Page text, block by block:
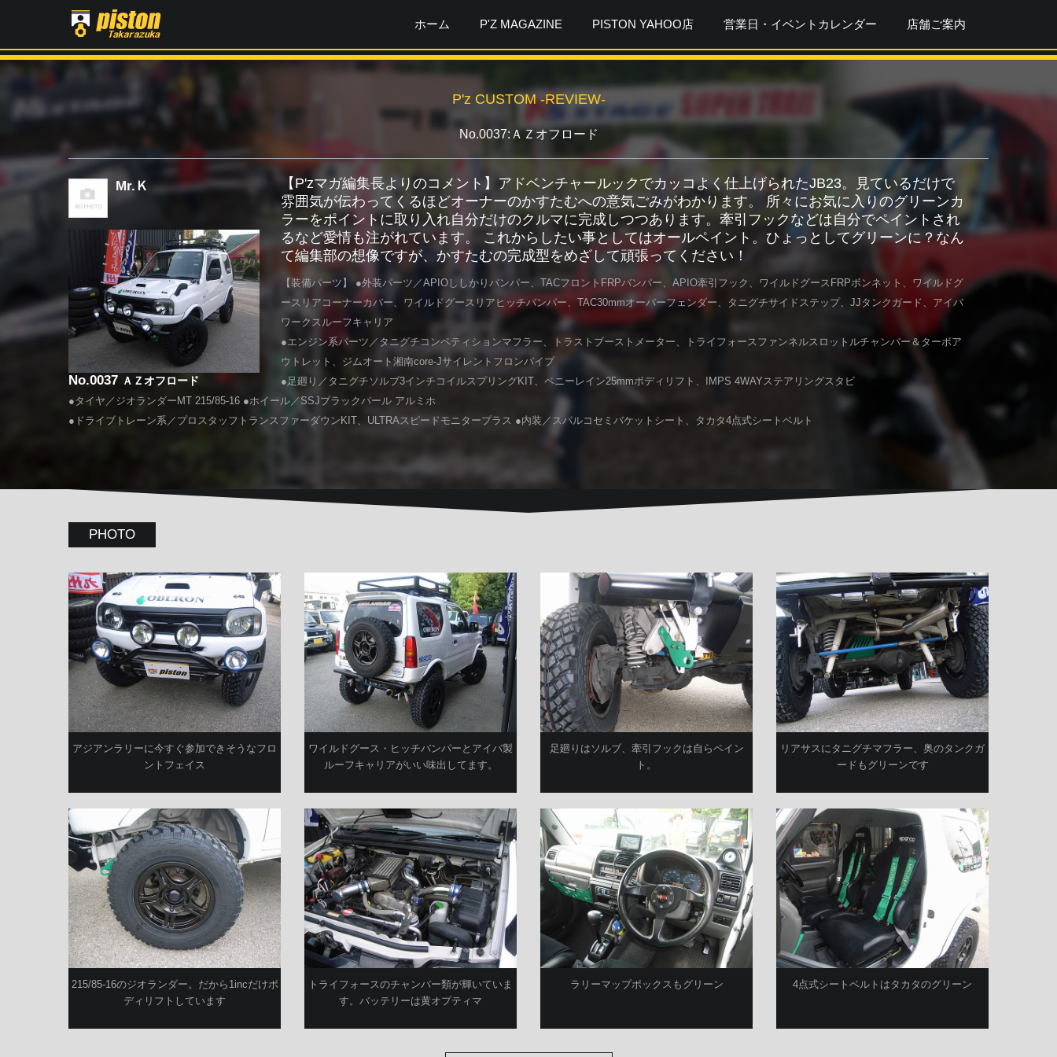
ホーム P'Z MAGAZINE PISTON YAHOO店 営業日・イベントカレンダー 店舗ご案内
P'z CUSTOM -REVIEW-
No.0037:ＡＺオフロード
Mr.Ｋ
No.0037 ＡＺオフロード
【P'zマガ編集長よりのコメント】アドベンチャールックでカッコよく仕上げられたJB23。見ているだけで
雰囲気が伝わってくるほどオーナーのかすたむへの意気ごみがわかります。 所々にお気に入りのグリーンカ
ラーをポイントに取り入れ自分だけのクルマに完成しつつあります。牽引フックなどは自分でペイントされ
るなど愛情も注がれています。 これからしたい事としてはオールペイント。ひょっとしてグリーンに？なん
て編集部の想像ですが、かすたむの完成型をめざして頑張ってください！
【装備パーツ】 ●外装パーツ／APIOししかりバンパー、TACフロントFRPバンパー、APIO牽引フック、ワイルドグースFRPボンネット、ワイルドグ
ースリアコーナーカバー、ワイルドグースリアヒッチバンパー、TAC30mmオーバーフェンダー、タニグチサイドステップ、JJタンクガード、アイバ
ワークスルーフキャリア
●エンジン系パーツ／タニグチコンペティションマフラー、トラストブーストメーター、トライフォースファンネルスロットルチャンバー＆ターボア
ウトレット、ジムオート湘南core-Jサイレントフロンパイプ
●足廻り／タニグチソルブ3インチコイルスプリングKIT、ペニーレイン25mmボディリフト、IMPS 4WAYステアリングスタビ
●タイヤ／ジオランダーMT 215/85-16 ●ホイール／SSJブラックパール アルミホ
●ドライブトレーン系／プロスタッフトランスファーダウンKIT、ULTRAスピードモニタープラス ●内装／スパルコセミバケットシート、タカタ4点式シートベルト
PHOTO
アジアンラリーに今すぐ参加できそうなフロ
ントフェイス
ワイルドグース・ヒッチバンパーとアイバ製
ルーフキャリアがいい味出してます。
足廻りはソルブ、牽引フックは自らペイン
ト。
リアサスにタニグチマフラー、奥のタンクガ
ードもグリーンです
215/85-16のジオランダー。だから1incだけボ
ディリフトしています
トライフォースのチャンバー類が輝いていま
す。バッテリーは黄オプティマ
ラリーマップボックスもグリーン 4点式シートベルトはタカタのグリーン